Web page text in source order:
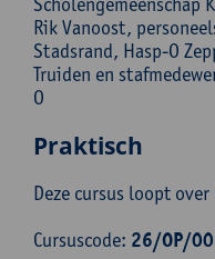
Rik Vanoost,
Stadsrand, Hasp-O
Truiden en
O
Praktisch
Deze cursus loopt over
Cursuscode: 26/OP/